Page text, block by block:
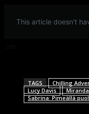
This article doesn't
TAGS Chilling
Lucy Davis
Sabrina: Pimeällä